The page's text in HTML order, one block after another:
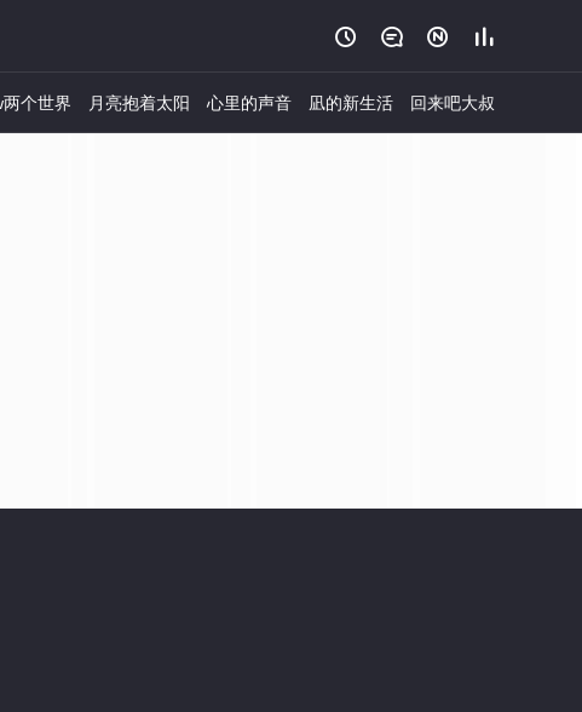
   
两个世界 月亮抱着太阳 心里的声音 凪的新生活 回来吧大叔